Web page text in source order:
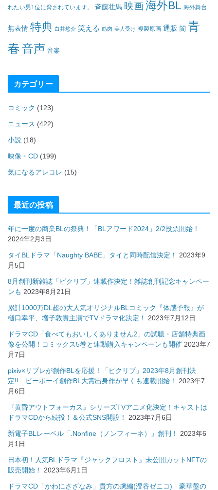
れたい男1位に脅されています。 斉藤壮馬 映画海外BL 海外舞台
無表情 特典 白井悠介 笑える 筋肉 美人受け 複製原画 通販 闇 青
春音声 音楽
カテゴリー
コミック (123)
ニュース (422)
小説 (18)
映像・CD (199)
気になるアレコレ (15)
最近の投稿
年に一度の商業BLの祭典！「BLアワード2024」2/2投票開始！
2024年2月3日
タイBLドラマ「Naughty BABE」タイと同時配信決定！
2023年9
月5日
8月創刊新雑誌「ピクリブ」連載作決定！雑誌創刊記念キャンペー
ンも 2023年8月21日
累計1000万DL超の大人気オリジナルBLコミック『体感予報』が
樋口幸平、増子敦貴主演でTVドラマ化決定！
2023年7月12日
ドラマCD「食べてもおいしくありません2」の試聴・店舗特典画
像を公開！コミックス5巻と連動購入キャンペーンも開催 2023年7
月7日
pixiv×リブレが創作BLを応援！「ピクリブ」2023年8月創刊決
定!! ビーボーイ創作BL大賞出身作が早くも連載開始！
2023年7
月6日
『黄昏アウトフォーカス』シリーズTVアニメ化決定！キャストは
ドラマCDから続投！＆公式SNS開設！
2023年7月6日
新電子BLレーベル「.Nonfine（ノンフィーネ）」創刊！
2023年6
月1日
日本初！人気BLドラマ『ジャックフロスト』未公開カットNFTの
販売開始！
2023年6月1日
ドラマCD「かわにさざなみ」貴方の虜編(澄谷ゼニコ) 豪華盤の